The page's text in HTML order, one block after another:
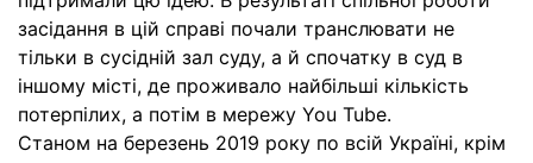
засідання в цій справі почали транслювати не
тільки в сусідній зал суду, а й спочатку в суд в
іншому місті, де проживало найбільші кількість
потерпілих, а потім в мережу You Tube.
Станом на березень 2019 року по всій Україні, крім